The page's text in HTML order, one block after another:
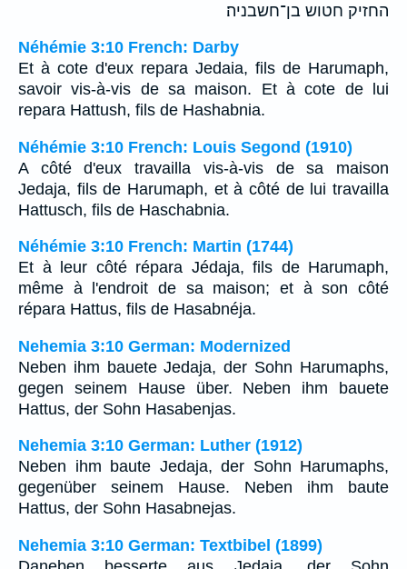
החזיק חטוש בן־חשבניה׃
Néhémie 3:10 French: Darby
Et à cote d'eux repara Jedaia, fils de Harumaph,
savoir vis-à-vis de sa maison. Et à cote de lui
repara Hattush, fils de Hashabnia.
Néhémie 3:10 French: Louis Segond (1910)
A côté d'eux travailla vis-à-vis de sa maison
Jedaja, fils de Harumaph, et à côté de lui travailla
Hattusch, fils de Haschabnia.
Néhémie 3:10 French: Martin (1744)
Et à leur côté répara Jédaja, fils de Harumaph,
même à l'endroit de sa maison; et à son côté
répara Hattus, fils de Hasabnéja.
Nehemia 3:10 German: Modernized
Neben ihm bauete Jedaja, der Sohn Harumaphs,
gegen seinem Hause über. Neben ihm bauete
Hattus, der Sohn Hasabenjas.
Nehemia 3:10 German: Luther (1912)
Neben ihm baute Jedaja, der Sohn Harumaphs,
gegenüber seinem Hause. Neben ihm baute
Hattus, der Sohn Hasabnejas.
Nehemia 3:10 German: Textbibel (1899)